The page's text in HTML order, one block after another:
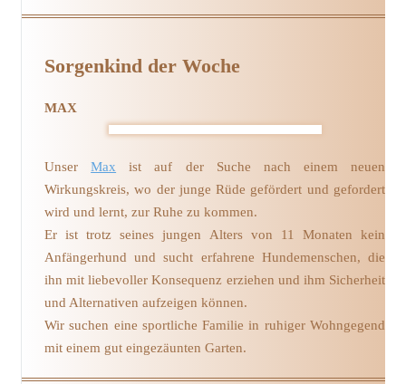
Sorgenkind der Woche
MAX
UnserMax ist auf der Suche nach einem neuen
Wirkungskreis, wo der junge Rüde gefördert und gefordert
wird und lernt, zur Ruhe zu kommen.
Er ist trotz seines jungen Alters von 11 Monaten kein
Anfängerhund und sucht erfahrene Hundemenschen, die
ihn mit liebevoller Konsequenz erziehen und ihm Sicherheit
und Alternativen aufzeigen können.
Wir suchen eine sportliche Familie in ruhiger Wohngegend
mit einem gut eingezäunten Garten.